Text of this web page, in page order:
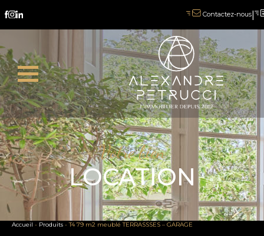
Contactez-nous
Votre bien
LOCATION
Accueil - Produits -T4 79 m2 meublé TERRASSSES – GARAGE